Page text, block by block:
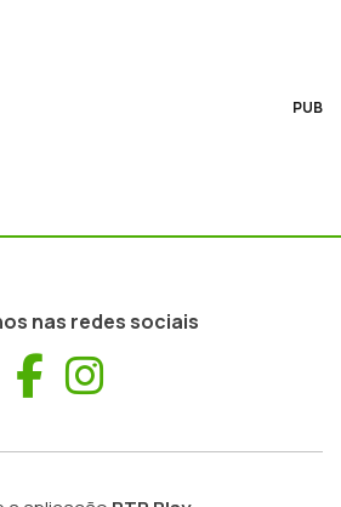
PUB
nas redes sociais
Facebook